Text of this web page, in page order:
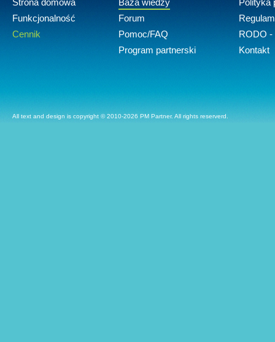
Strona domowa
Funkcjonalność
Cennik
Baza wiedzy
Forum
Pomoc/FAQ
Program partnerski
Polityka
RODO -
Kontakt
All text and design is copyright © 2010-2026 PM Partner. All rights reserverd.